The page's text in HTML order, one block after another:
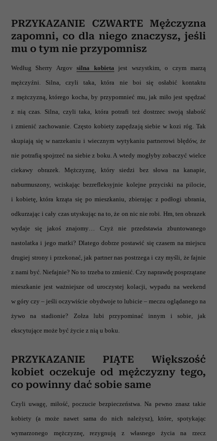
Partnerzy mogą połączyć te informacje z innymi danymi
otrzymanymi od Ciebie lub uzyskanymi podczas
korzystania z ich usług.
PRZYKAZANIE CZWARTE Mężczyzna
zapomni, co dla niego znaczysz, jeśli
mu o tym nie przypomnisz
Według Sherry Argovsilna kobieta jest wszystkim, o czym marzą
mężczyźni. Silna, czyli taka, która nie boi się osłabić kontaktu
z mężczyzną, którego kocha, by przypomnieć mu, jak miło jest spędzać
z nią czas. Silna, czyli taka, która potrafi też dostrzec swoją słabość
i zmienić zachowanie. Często kobiety zapędzają siebie w kozi róg. Tak
skupiają się w narzekaniu i wiecznym wytykaniu partnerowi błędów, że
nie potrafią spojrzeć na siebie z boku. A wtedy mogłyby zobaczyć wielce
ciekawy obrazek. Mężczyznę, który siedzi bez słowa na kanapie,
naburmuszony, wciskając bezrefleksyjnie kolejne przyciski na pilocie,
i kobietę, która krząta się po mieszkaniu, zbierając z podłogi ubrania,
odkurzając i cały czas utyskując na to, że on nic nie robi. Hm, ten obrazek
wydaje się jakoś znajomy… Czyż nie przedstawia zbuntowanego
nastolatka i jego matki? Dlatego dobrze postawić się czasem na miejscu
drugiej strony i przekonać, jak partner nas postrzega i czy myśli, że fajnie
z nami być. Niefajnie? No to trzeba to zmienić. Czy naprawdę posprzątane
mieszkanie jest ważniejsze od uroczystej kolacji, wypadu na weekend
w góry czy – jeśli oczywiście obydwoje to lubicie – meczu oglądanego na
żywo na stadionie? Zołza lubi przypominać innym i sobie, jak
ekscytujące może być życie z nią u boku.
PRZYKAZANIE PIĄTE Większość
kobiet oczekuje od mężczyzny tego,
co powinny dać sobie same
Czyli uwagę, miłość, poczucie bezpieczeństwa. Na pewno znasz takie
kobiety (a może nawet sama do nich należysz), które, spotykając
wymarzonego mężczyznę, rezygnują z własnego życia na rzecz